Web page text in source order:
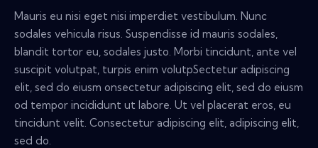
Mauris eu nisi eget nisi imperdiet vestibulum. Nunc
sodales vehicula risus. Suspendisse id mauris sodales,
blandit tortor eu, sodales justo. Morbi tincidunt, ante vel
suscipit volutpat, turpis enim volutpSectetur adipiscing
elit, sed do eiusm onsectetur adipiscing elit, sed do eiusm
od tempor incididunt ut labore. Ut vel placerat eros, eu
tincidunt velit. Consectetur adipiscing elit, adipiscing elit,
sed do.